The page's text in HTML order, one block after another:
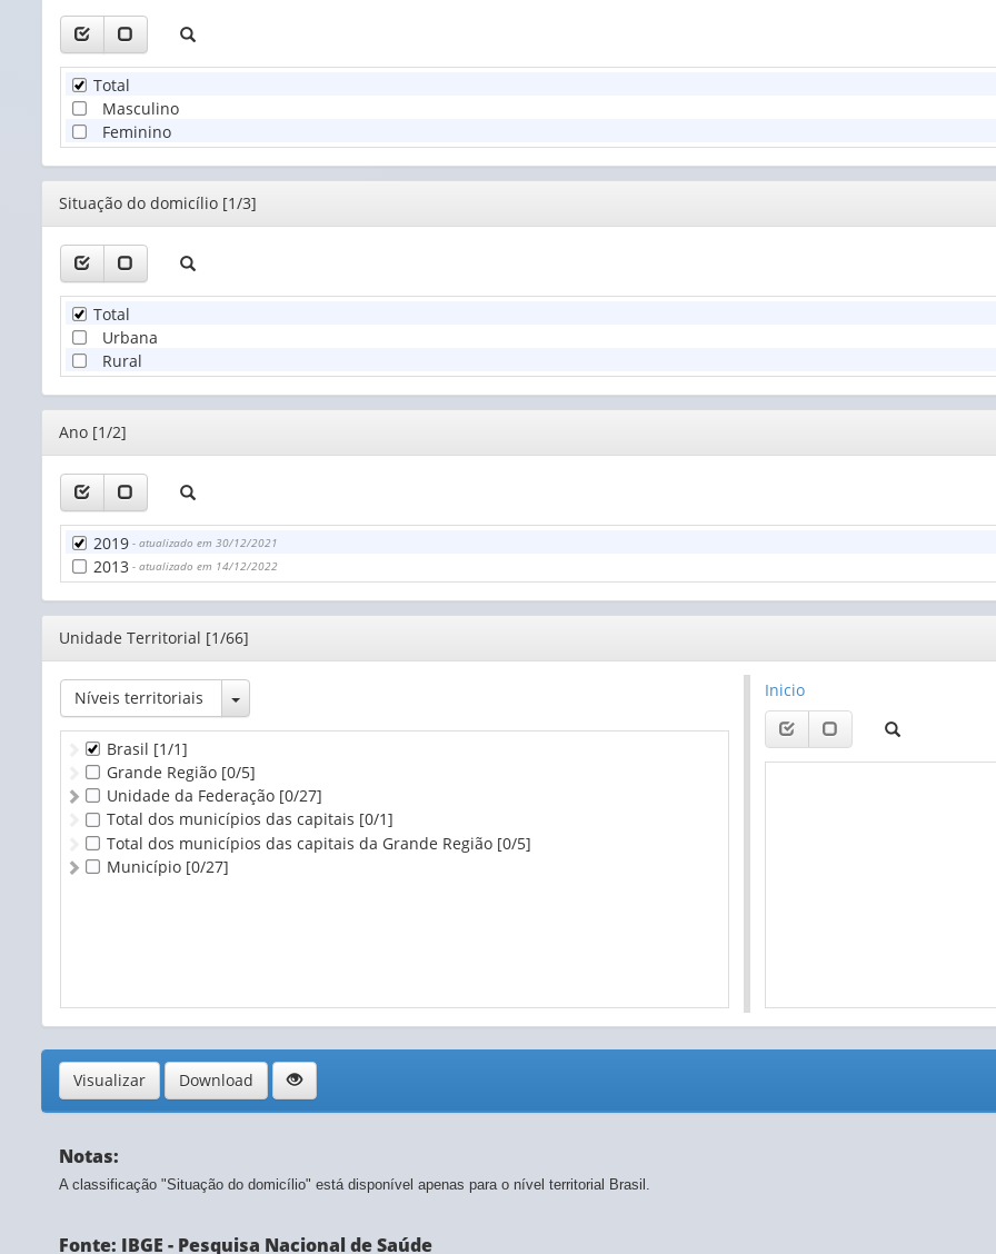
Total
Masculino
Feminino
Editor
Situação do domicílio [1/3]
Total
Urbana
Rural
Editor
Ano [1/2]
2019 - atualizado em 30/12/2021
2013 - atualizado em 14/12/2022
Editor
Unidade Territorial [1/66]
Níveis territoriais Toggle Dropdown
Brasil [1/1]
Grande Região [0/5]
Unidade da Federação [0/27]
Total dos municípios das capitais [0/1]
Total dos municípios das capitais da Grande Região [0/5]
Município [0/27]
Inicio
Visualizar Download
Notas:
A classificação "Situação do domicílio" está disponível apenas para o nível territorial Brasil.
Fonte: IBGE - Pesquisa Nacional de Saúde